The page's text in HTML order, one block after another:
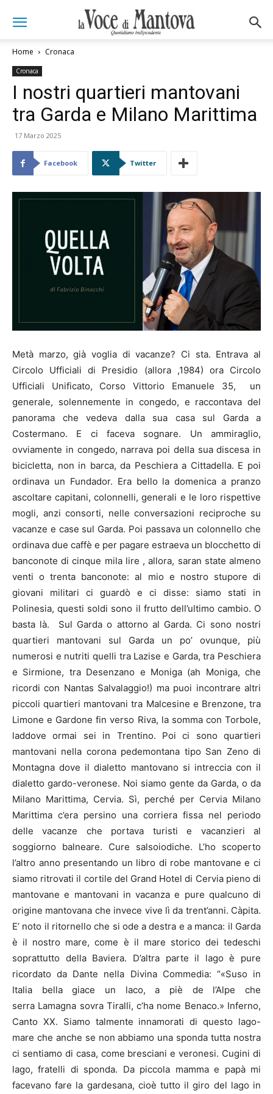
Home Cronaca
Cronaca
I nostri quartieri mantovani
tra Garda e Milano Marittima
17 Marzo 2025
Facebook Twitter
Metà marzo, già voglia di vacanze? Ci sta. Entrava al
Circolo Ufficiali di Presidio (allora ,1984) ora Circolo
Ufficiali Unificato, Corso Vittorio Emanuele 35, un
generale, solennemente in congedo, e raccontava del
panorama che vedeva dalla sua casa sul Garda a
Costermano. E ci faceva sognare. Un ammiraglio,
ovviamente in congedo, narrava poi della sua discesa in
bicicletta, non in barca, da Peschiera a Cittadella. E poi
ordinava un Fundador. Era bello la domenica a pranzo
ascoltare capitani, colonnelli, generali e le loro rispettive
mogli, anzi consorti, nelle conversazioni reciproche su
vacanze e case sul Garda. Poi passava un colonnello che
ordinava due caffè e per pagare estraeva un blocchetto di
banconote di cinque mila lire , allora, saran state almeno
venti o trenta banconote: al mio e nostro stupore di
giovani militari ci guardò e ci disse: siamo stati in
Polinesia, questi soldi sono il frutto dell’ultimo cambio. O
basta là. Sul Garda o attorno al Garda. Ci sono nostri
quartieri mantovani sul Garda un po’ ovunque, più
numerosi e nutriti quelli tra Lazise e Garda, tra Peschiera
e Sirmione, tra Desenzano e Moniga (ah Moniga, che
ricordi con Nantas Salvalaggio!) ma puoi incontrare altri
piccoli quartieri mantovani tra Malcesine e Brenzone, tra
Limone e Gardone fin verso Riva, la somma con Torbole,
laddove ormai sei in Trentino. Poi ci sono quartieri
mantovani nella corona pedemontana tipo San Zeno di
Montagna dove il dialetto mantovano si intreccia con il
dialetto gardo-veronese. Noi siamo gente da Garda, o da
Milano Marittima, Cervia. Sì, perché per Cervia Milano
Marittima c’era persino una corriera fissa nel periodo
delle vacanze che portava turisti e vacanzieri al
soggiorno balneare. Cure salsoiodiche. L’ho scoperto
l’altro anno presentando un libro di robe mantovane e ci
siamo ritrovati il cortile del Grand Hotel di Cervia pieno di
mantovane e mantovani in vacanza e pure qualcuno di
origine mantovana che invece vive lì da trent’anni. Càpita.
E’ noto il ritornello che si ode a destra e a manca: il Garda
è il nostro mare, come è il mare storico dei tedeschi
soprattutto della Baviera. D’altra parte il lago è pure
ricordato da Dante nella Divina Commedia: “«Suso in
Italia bella giace un laco, a piè de l’Alpe che
serra Lamagna sovra Tiralli, c’ha nome Benaco.» Inferno,
Canto XX. Siamo talmente innamorati di questo lago-
mare che anche se non abbiamo una sponda tutta nostra
ci sentiamo di casa, come bresciani e veronesi. Cugini di
lago, fratelli di sponda. Da piccola mamma e papà mi
facevano fare la gardesana, cioè tutto il giro del lago in